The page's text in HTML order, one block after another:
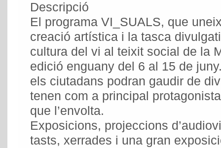
Descripció
El programa VI_SUALS, que
creació artística i la tasca
cultura del vi al teixit social de la
edició enguany del 6 al 15 de
els ciutadans podran gaudir de
tenen com a principal
que l’envolta.
Exposicions, projeccions
tasts, xerrades i una gran